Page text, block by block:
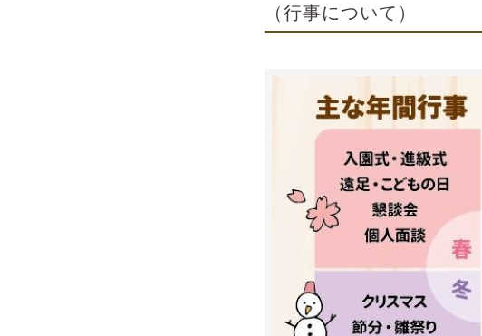
（行事について）